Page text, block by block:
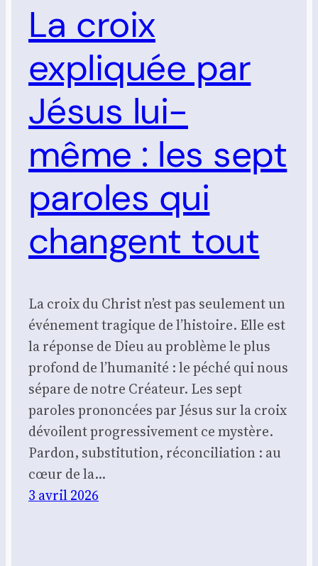
La croix
expliquée par
Jésus lui-
même : les sept
paroles qui
changent tout
La croix du Christ n’est pas seulement un
événement tragique de l’histoire. Elle est
la réponse de Dieu au problème le plus
profond de l’humanité : le péché qui nous
sépare de notre Créateur. Les sept
paroles prononcées par Jésus sur la croix
dévoilent progressivement ce mystère.
Pardon, substitution, réconciliation : au
cœur de la…
3 avril 2026